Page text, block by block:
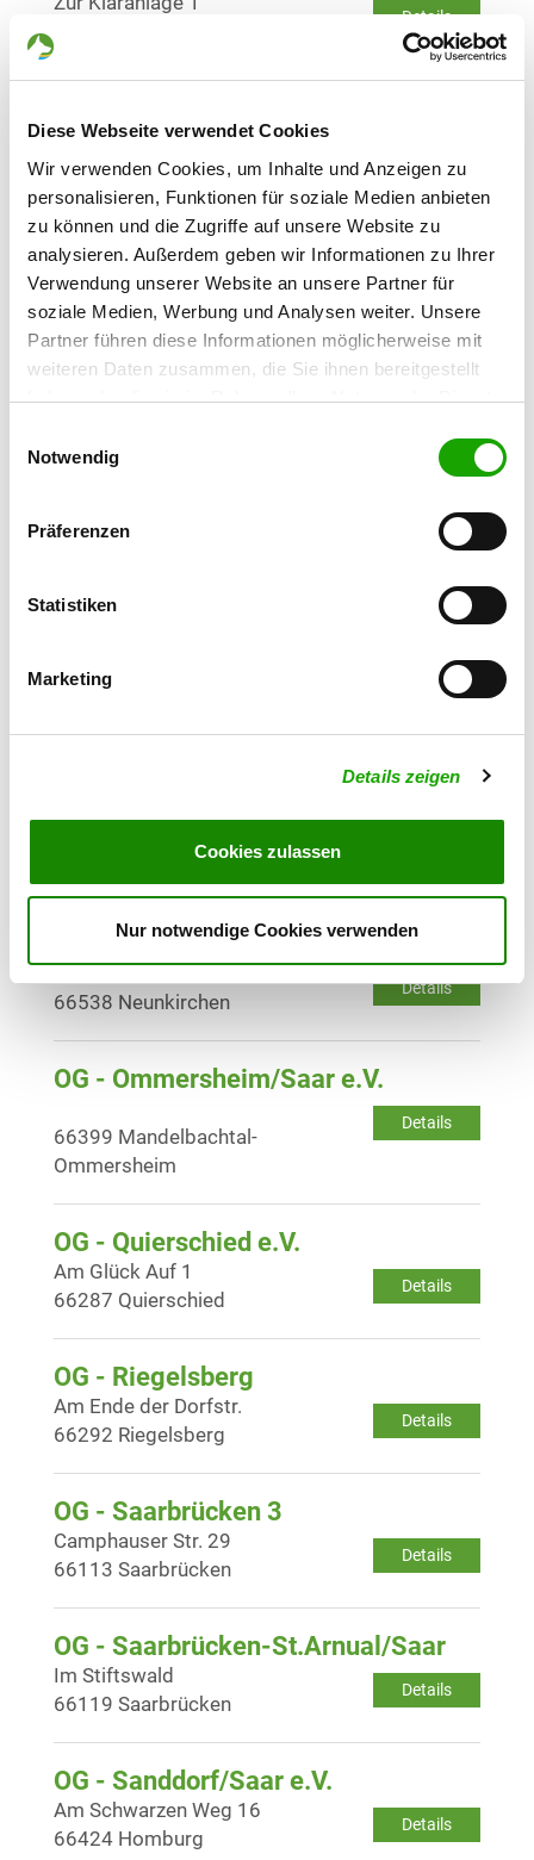
Diese Webseite verwendet Cookies
Wir verwenden Cookies, um Inhalte und Anzeigen zu
personalisieren, Funktionen für soziale Medien anbieten
zu können und die Zugriffe auf unsere Website zu
analysieren. Außerdem geben wir Informationen zu Ihrer
Verwendung unserer Website an unsere Partner für
soziale Medien, Werbung und Analysen weiter. Unsere
Partner führen diese Informationen möglicherweise mit
weiteren Daten zusammen, die Sie ihnen bereitgestellt
haben oder die sie im Rahmen Ihrer Nutzung der Dienste
Cookies, wenn Sie unsere Webseite weiterhin nutzen.
Notwendig
Präferenzen
Statistiken
Marketing
Details zeigen
Cookies zulassen
Nur notwendige Cookies verwenden
Details
Kiefernweg 25
66557 Hüttigweiler
OG - Illingen/Saar e.V.
Details
Steinertshaus
66557 Illingen
OG - Lautzkirchen e.V.
Auf dem Kirchberg
Details
Stettingerstr.
Details
Goethestr.
OG - Neunkirchen/Saar-Haus
OG - Neunkirchen 1902
Details
Zum Kissel 1
66538 Neunkirchen
OG - Ommersheim/Saar e.V.
Details
66399 Mandelbachtal-
Ommersheim
OG - Quierschied e.V.
Details
Am Glück Auf 1
66287 Quierschied
OG - Riegelsberg
Details
Am Ende der Dorfstr.
66292 Riegelsberg
OG - Saarbrücken 3
Details
Camphauser Str. 29
66113 Saarbrücken
OG - Saarbrücken-St.Arnual/Saar
Details
Im Stiftswald
66119 Saarbrücken
OG - Sanddorf/Saar e.V.
Details
Am Schwarzen Weg 16
66424 Homburg